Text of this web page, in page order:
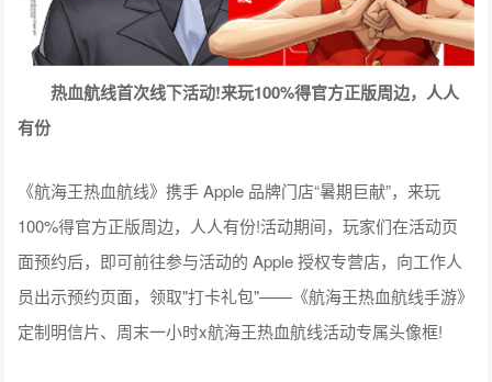
热血航线首次线下活动!来玩100%得官方正版周边，人人
有份
《航海王热血航线》携手 Apple 品牌门店“暑期巨献”，来玩
100%得官方正版周边，人人有份!活动期间，玩家们在活动页
面预约后，即可前往参与活动的 Apple 授权专营店，向工作人
员出示预约页面，领取"打卡礼包"——《航海王热血航线手游》
定制明信片、周末一小时x航海王热血航线活动专属头像框!